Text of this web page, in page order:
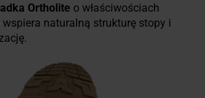
Ortholite o właściwościach
naturalną strukturę stopy i